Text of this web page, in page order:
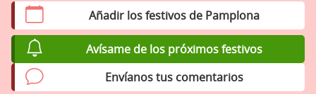
Añadir los festivos de Pamplona
Avísame de los próximos festivos
Envíanos tus comentarios